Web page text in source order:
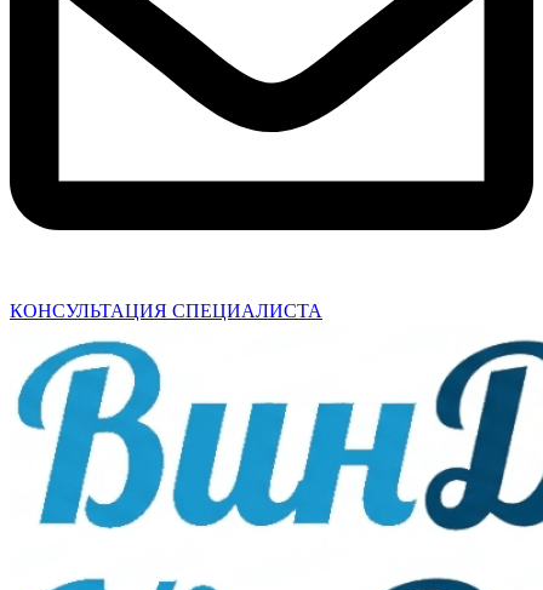
КОНСУЛЬТАЦИЯ СПЕЦИАЛИСТА